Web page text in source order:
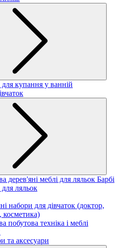
купання у ванній
дерев'яні меблі для ляльок Барбі
ляльок
набори для дівчаток (доктор,
косметика)
побутова техніка і меблі
та аксесуари